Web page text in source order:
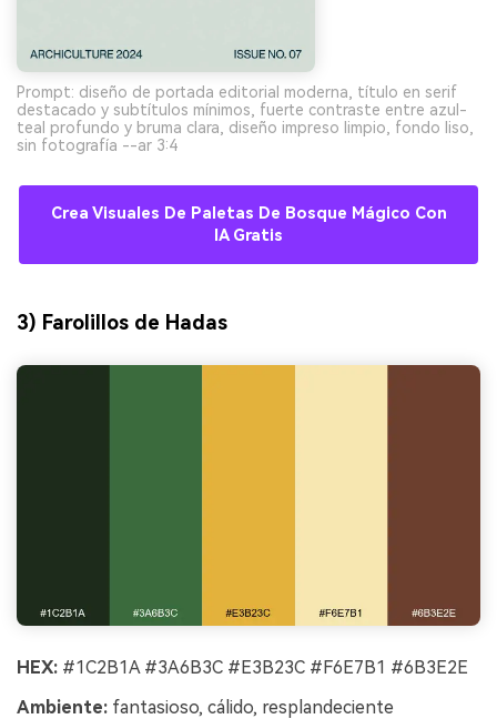
Prompt: diseño de portada editorial moderna, título en serif
destacado y subtítulos mínimos, fuerte contraste entre azul-
teal profundo y bruma clara, diseño impreso limpio, fondo liso,
sin fotografía --ar 3:4
Crea Visuales De Paletas De Bosque Mágico Con
IA Gratis
3) Farolillos de Hadas
HEX: #1C2B1A #3A6B3C #E3B23C #F6E7B1 #6B3E2E
Ambiente: fantasioso, cálido, resplandeciente